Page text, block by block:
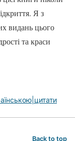
Я з
видань цього
та краси
Back to top